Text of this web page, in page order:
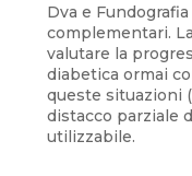
Dva e
complementari.
valutare la
diabetica ormai
queste situazioni
distacco parziale
utilizzabile.